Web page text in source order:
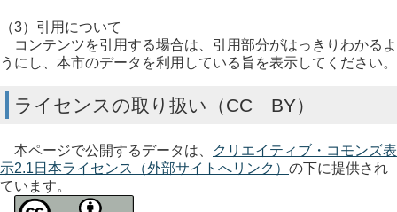
（3）引用について
コンテンツを引用する場合は、引用部分がはっきりわかるよ
うにし、本市のデータを利用している旨を表示してください。
ライセンスの取り扱い（CC BY）
本ページで公開するデータは、
クリエイティブ・コモンズ表
示2.1日本ライセンス（外部サイトへリンク） の下に提供され
ています。